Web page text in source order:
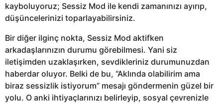
kayboluyoruz; Sessiz Mod ile kendi zamanınızı ayırıp,
düşüncelerinizi toparlayabilirsiniz.
Bir diğer ilginç nokta, Sessiz Mod aktifken
arkadaşlarınızın durumu görebilmesi. Yani siz
iletişimden uzaklaşırken, sevdikleriniz durumunuzdan
haberdar oluyor. Belki de bu, “Aklında olabilirim ama
biraz sessizlik istiyorum” mesajı göndermenin güzel bir
yolu. O anki ihtiyaçlarınızı belirleyip, sosyal çevrenizle